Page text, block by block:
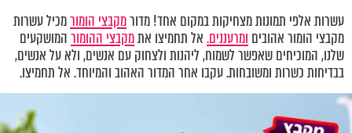
עשרות אלפי תמונות מצחיקות במקום אחד! מדורמקבצי הומורמכיל עשרות
מקבצי הומור אהובים ומרעננים.אל תחמיצו אתמקבצי ההומורהמושקעים
שלנו, המוכיחים שאפשר לשמוח, ליהנות ולצחוק עם אנשים, ולא על אנשים,
בבדיחות כשרות ומשובחות. עקבו אחר המדור האהוב והמיוחד. אל תחמיצו.